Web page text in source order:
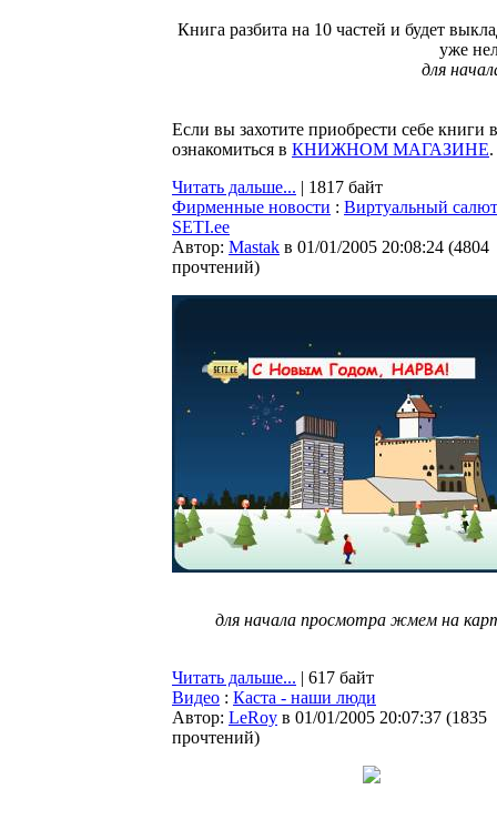
Книга разбита на 10 частей и будет
уже
для
Если вы захотите приобрести себе
ознакомиться в КНИЖНОМ МАГАЗИНЕ.
Читать дальше... | 1817 байт
Фирменные новости : Виртуальный
SETI.ee
Автор: Мastak в 01/01/2005 20:08:24 (4804
прочтений)
для начала просмотра жмем на
Читать дальше... | 617 байт
Видео : Каста - наши люди
Автор: LeRoy в 01/01/2005 20:07:37 (1835
прочтений)